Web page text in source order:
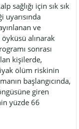
sağlığı için sık sık
uyarısında
ve
öyküsü alınarak
sonrası
kişilerde,
ölüm riskinin
başlangıcında,
giren
yüzde 66